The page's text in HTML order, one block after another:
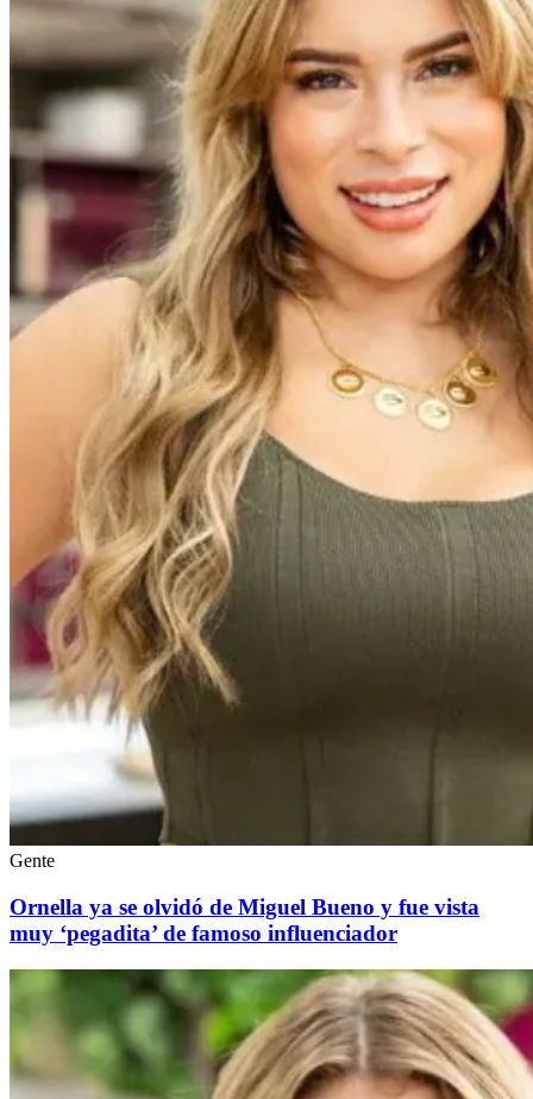
Gente
Ornella ya se olvidó de Miguel Bueno y fue vista
muy ‘pegadita’ de famoso influenciador